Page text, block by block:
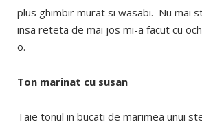
plus ghimbir murat si wasabi. Nu mai
insa reteta de mai jos mi-a facut cu
o.
Ton marinat cu susan
Taie tonul in bucati de marimea unui